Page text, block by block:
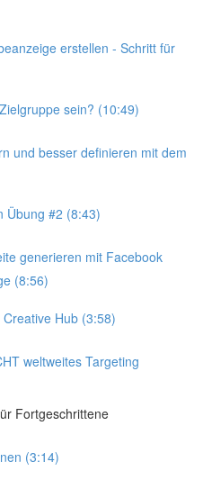
erstellen - Schritt für
sein? (10:49)
und besser definieren mit dem
Übung #2 (8:43)
generieren mit Facebook
(8:56)
Hub (3:58)
weltweites Targeting
Fortgeschrittene
(3:14)